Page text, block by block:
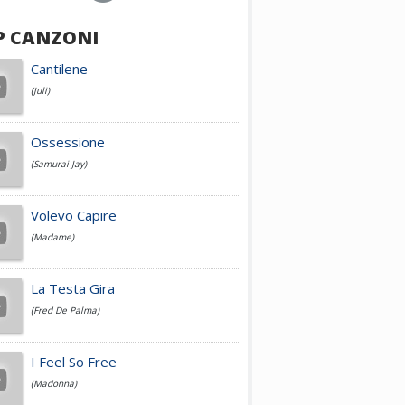
Achille Lauro
Cesare Cremonini
Jovanotti
Fedez
Simone Cristicchi
CANZONI
Cantilene
(Juli)
Ossessione
(Samurai Jay)
Volevo Capire
(Madame)
La Testa Gira
(Fred De Palma)
I Feel So Free
(Madonna)